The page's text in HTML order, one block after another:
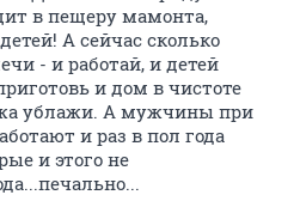
в пещеру мамонта,
А сейчас сколько
- и работай, и детей
и дом в чистоте
ублажи. А мужчины при
и раз в пол года
и этого не